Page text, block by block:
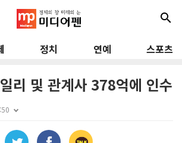
search
정치 연예 스포츠
리 및 관계사 378억에 인수